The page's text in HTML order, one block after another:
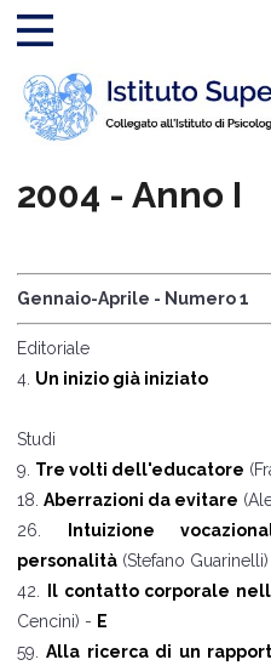
2004 - Anno I
Gennaio-Aprile - Numero 1
Editoriale
4. Un inizio già iniziato
Studi
9. Tre volti dell'educatore
18. Aberrazioni da evitare
26.
Intuizione
personalità (Stefano Guarinelli)
42.
Il contatto corporale
Cencini) - E
59.Alla ricerca di un